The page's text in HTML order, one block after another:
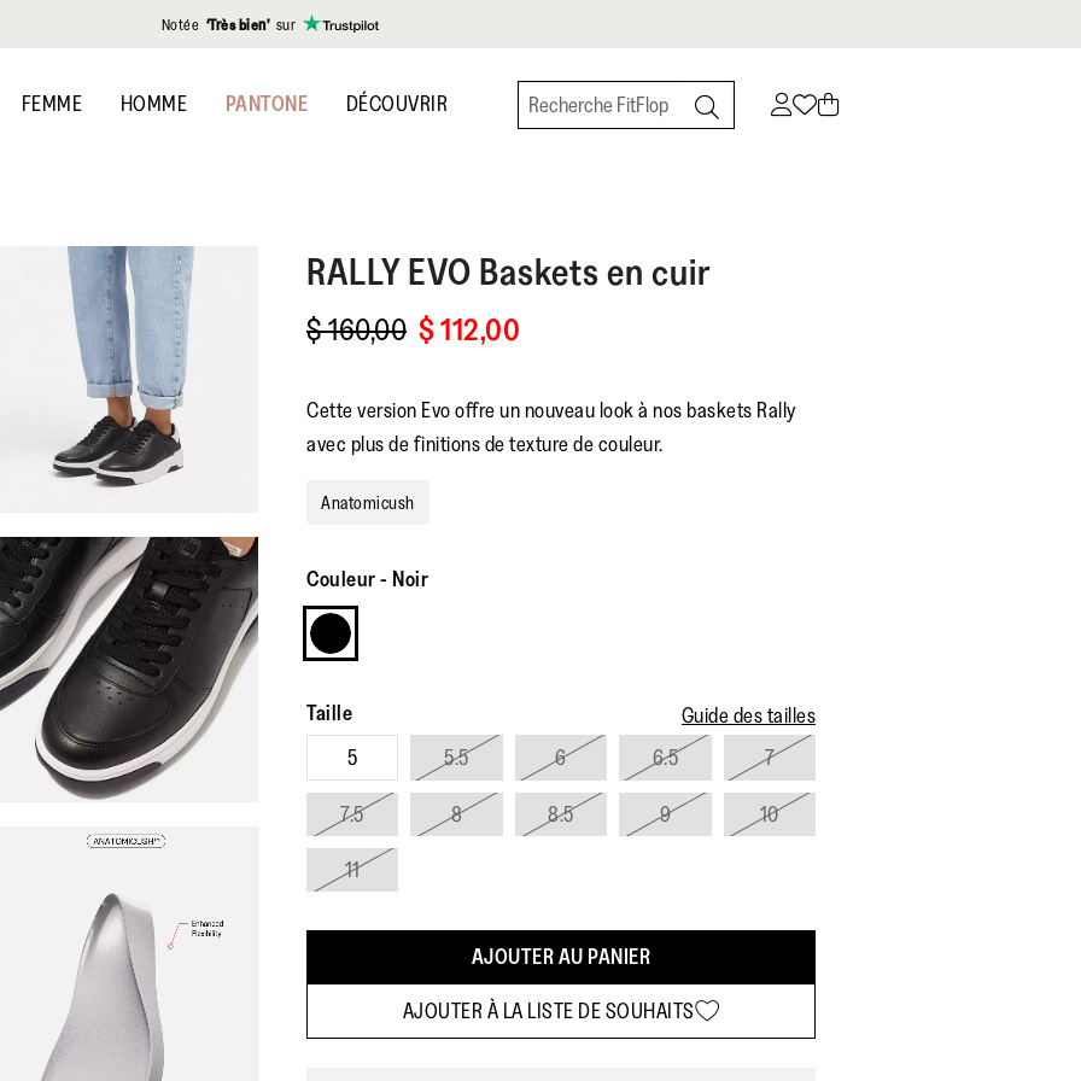
Notée ‘Très bien’ sur
FEMME HOMME PANTONE DÉCOUVRIR
RALLY EVO Baskets en cuir
$ 160,00 $ 112,00
Cette version Evo offre un nouveau look à nos baskets Rally
avec plus de finitions de texture de couleur.
Anatomicush
Couleur- Noir
Taille
Guide des tailles
5
5.5 6 6.5 7
7.5 8 8.5 9 10
11
AJOUTER AU PANIER
AJOUTER À LA LISTE DE SOUHAITS